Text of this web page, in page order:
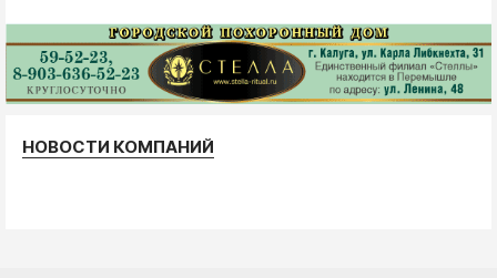
НОВОСТИ КОМПАНИЙ